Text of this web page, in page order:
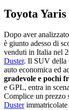
Toyota
Dopo aver
è giunto adesso di
venduti in Italia nel
Duster. Il SUV della
auto economica ed
gradevole e pochi
e GPL, entra in
Complice un prezzo
Duster